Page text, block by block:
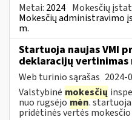
Metai: 2024 Mokesčių
Mokesčių administravimo
m.
Startuoja naujas VMI
deklaracijų vertinimas
Web turinio sąrašas 2024-
Valstybinė mokesčių
nuo rugsėjomėn. startuoja
pridėtinės vertės mokesčio